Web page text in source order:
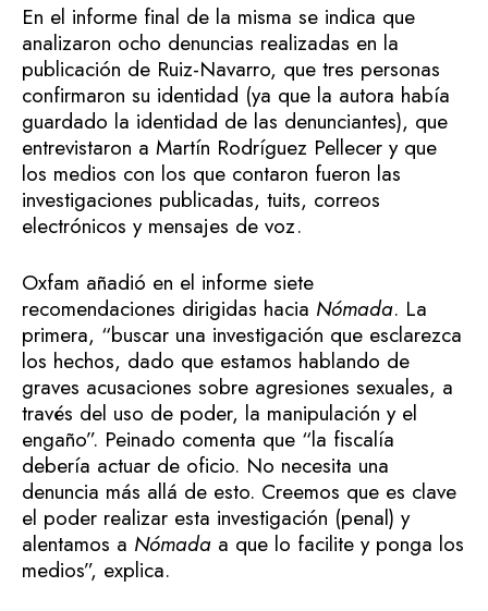
En el informe final de la misma se indica que
analizaron ocho denuncias realizadas en la
publicación de Ruiz-Navarro, que tres personas
confirmaron su identidad (ya que la autora había
guardado la identidad de las denunciantes), que
entrevistaron a Martín Rodríguez Pellecer y que
los medios con los que contaron fueron las
investigaciones publicadas, tuits, correos
electrónicos y mensajes de voz.
Oxfam añadió en el informe siete
recomendaciones dirigidas hacia Nómada. La
primera, “buscar una investigación que esclarezca
los hechos, dado que estamos hablando de
graves acusaciones sobre agresiones sexuales, a
través del uso de poder, la manipulación y el
engaño”. Peinado comenta que “la fiscalía
debería actuar de oficio. No necesita una
denuncia más allá de esto. Creemos que es clave
el poder realizar esta investigación (penal) y
alentamos a Nómada a que lo facilite y ponga los
medios”, explica.